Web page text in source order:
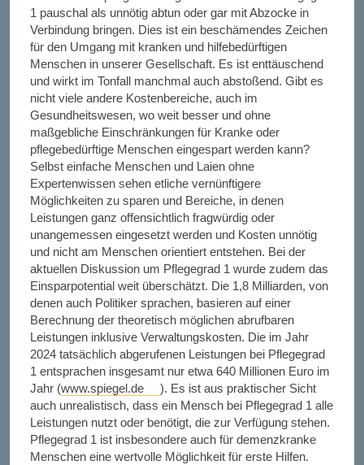
1 pauschal als unnötig abtun oder gar mit Abzocke in
Verbindung bringen. Dies ist ein beschämendes Zeichen
für den Umgang mit kranken und hilfebedürftigen
Menschen in unserer Gesellschaft. Es ist enttäuschend
und wirkt im Tonfall manchmal auch abstoßend. Gibt es
nicht viele andere Kostenbereiche, auch im
Gesundheitswesen, wo weit besser und ohne
maßgebliche Einschränkungen für Kranke oder
pflegebedürftige Menschen eingespart werden kann?
Selbst einfache Menschen und Laien ohne
Expertenwissen sehen etliche vernünftigere
Möglichkeiten zu sparen und Bereiche, in denen
Leistungen ganz offensichtlich fragwürdig oder
unangemessen eingesetzt werden und Kosten unnötig
und nicht am Menschen orientiert entstehen. Bei der
aktuellen Diskussion um Pflegegrad 1 wurde zudem das
Einsparpotential weit überschätzt. Die 1,8 Milliarden, von
denen auch Politiker sprachen, basieren auf einer
Berechnung der theoretisch möglichen abrufbaren
Leistungen inklusive Verwaltungskosten. Die im Jahr
2024 tatsächlich abgerufenen Leistungen bei Pflegegrad
1 entsprachen insgesamt nur etwa 640 Millionen Euro im
Jahr (www.spiegel.de
). Es ist aus praktischer Sicht
auch unrealistisch, dass ein Mensch bei Pflegegrad 1 alle
Leistungen nutzt oder benötigt, die zur Verfügung stehen.
Pflegegrad 1 ist insbesondere auch für demenzkranke
Menschen eine wertvolle Möglichkeit für erste Hilfen.